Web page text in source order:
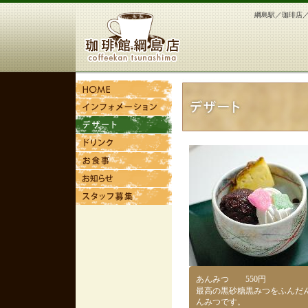
綱島駅／珈琲店
あんみつ 550円
最高の黒砂糖黒みつをふんだ
んみつです。